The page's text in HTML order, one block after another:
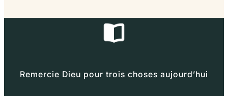
Remercie Dieu pour trois choses aujourd’hui